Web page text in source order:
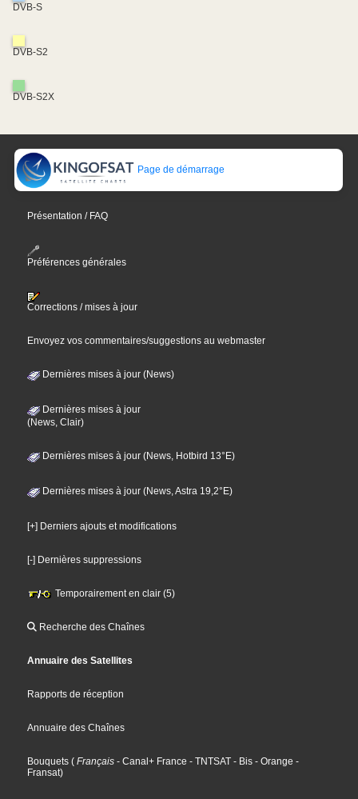
DVB-S
DVB-S2
DVB-S2X
Page de démarrage
Présentation / FAQ
Préférences générales
Corrections / mises à jour
Envoyez vos commentaires/suggestions au webmaster
Dernières mises à jour (News)
Dernières mises à jour
(News, Clair)
Dernières mises à jour (News, Hotbird 13°E)
Dernières mises à jour (News, Astra 19,2°E)
[+] Derniers ajouts et modifications
[-] Dernières suppressions
Temporairement en clair (5)
Recherche des Chaînes
Annuaire des Satellites
Rapports de réception
Annuaire des Chaînes
Bouquets ( Français - Canal+ France - TNTSAT - Bis - Orange -
Fransat)